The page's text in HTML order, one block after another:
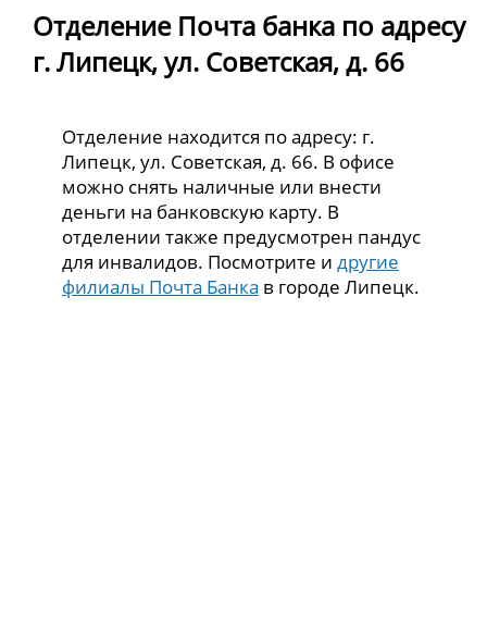
Отделение Почта банка по адресу
г. Липецк, ул. Советская, д. 66
Отделение находится по адресу: г.
Липецк, ул. Советская, д. 66. В офисе
можно снять наличные или внести
деньги на банковскую карту. В
отделении также предусмотрен пандус
для инвалидов. Посмотрите идругие
филиалы Почта Банка в городе Липецк.